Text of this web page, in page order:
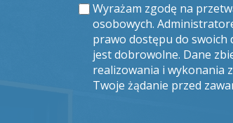
Wyrażam zgodę na
osobowych.
prawo dostępu do swoich
jest dobrowolne. Dane
realizowania i wykonania
Twoje żądanie przed